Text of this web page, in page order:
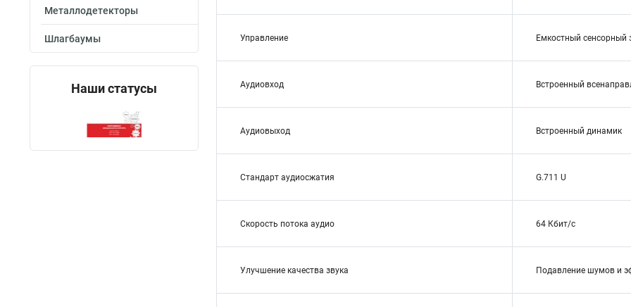
Металлодетекторы
Шлагбаумы
Наши статусы
Управление Емкостный сенсорный
Аудиовход Встроенный
Аудиовыход Встроенный динамик
Стандарт аудиосжатия G.711 U
Скорость потока аудио 64 Кбит/с
Улучшение качества звука Подавление шумов и